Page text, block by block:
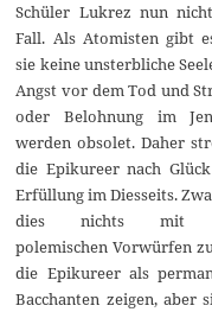
Schüler Lukrez nun
Fall. Als Atomisten gibt
sie keine unsterbliche
Angst vor dem Tod und
oder Belohnung im
werden obsolet. Daher
die Epikureer nach
Erfüllung im Diesseits.
dies nichts mit
polemischen Vorwürfen
die Epikureer als
Bacchanten zeigen, aber